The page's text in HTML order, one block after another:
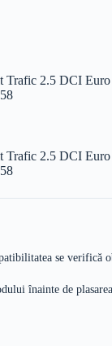
Trafic 2.5 DCI
Trafic 2.5 DCI
se verifică
înainte de